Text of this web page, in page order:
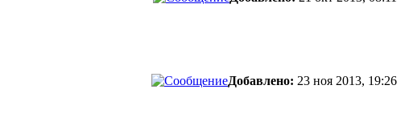
Добавлено: 23 ноя 2013, 19:26